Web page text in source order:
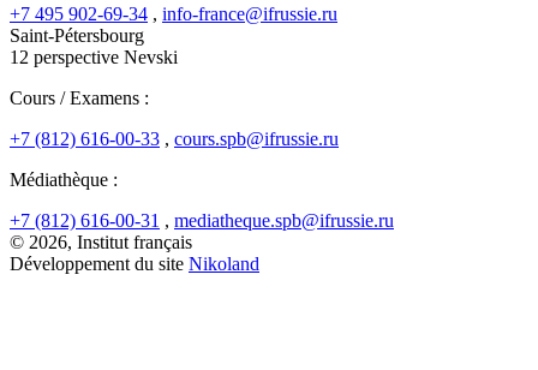
+7 495 902-69-34 , info-france@ifrussie.ru
Saint-Pétersbourg
12 perspective Nevski
Cours / Examens :
+7 (812) 616-00-33 , cours.spb@ifrussie.ru
Médiathèque :
+7 (812) 616-00-31 , mediatheque.spb@ifrussie.ru
© 2026, Institut français
Développement du site Nikoland